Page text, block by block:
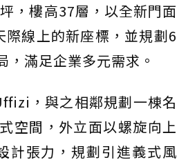
，樓高37層，以全新門面
際線上的新座標，並規劃6
，滿足企業多元需求。
，與之相鄰規劃一棟名
空間，外立面以螺旋向上
計張力，規劃引進義式風